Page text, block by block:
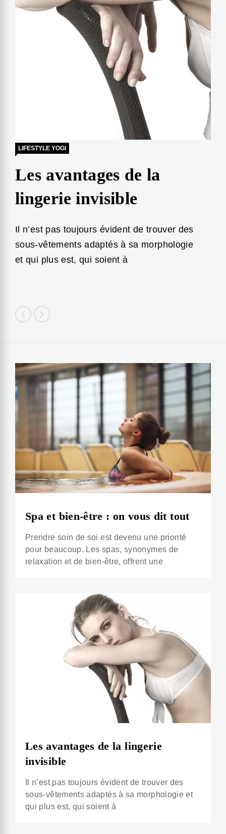
LIFESTYLE YOGI
Les avantages de la
lingerie invisible
Il n’est pas toujours évident de trouver des
sous-vêtements adaptés à sa morphologie
et qui plus est, qui soient à
Spa et bien-être : on vous dit tout
Prendre soin de soi est devenu une priorité
pour beaucoup. Les spas, synonymes de
relaxation et de bien-être, offrent une
Les avantages de la lingerie
invisible
Il n’est pas toujours évident de trouver des
sous-vêtements adaptés à sa morphologie et
qui plus est, qui soient à